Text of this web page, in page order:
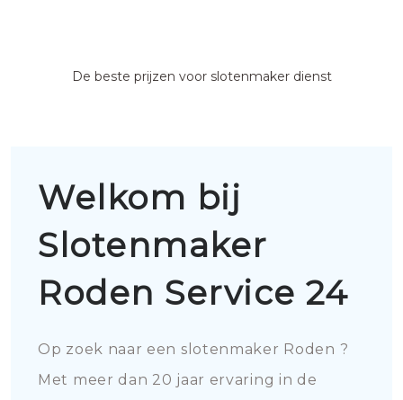
De beste prijzen voor slotenmaker dienst
Welkom bij
Slotenmaker
Roden Service 24
Op zoek naar een slotenmaker Roden ?
Met meer dan 20 jaar ervaring in de